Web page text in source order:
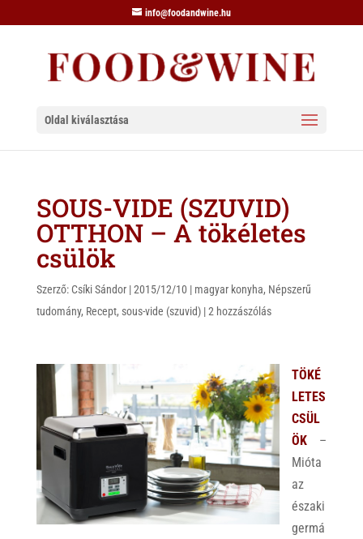
info@foodandwine.hu
Oldal kiválasztása
SOUS-VIDE (SZUVID)
OTTHON – A tökéletes
csülök
Szerző: Csíki Sándor|2015/12/10 | magyar konyha, Népszerű
tudomány, Recept, sous-vide (szuvid)|2 hozzászólás
TÖKÉ
LETES
CSÜL
ÖK–
Mióta
az
északi
germá